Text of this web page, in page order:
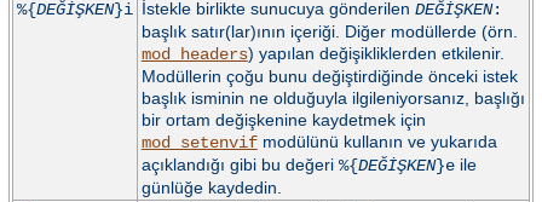
%{DEĞİŞKEN}i İstekle birlikte sunucuya gönderilen DEĞİŞKEN:
başlık satır(lar)ının içeriği. Diğer modüllerde (örn.
mod_headers) yapılan değişikliklerden etkilenir.
Modüllerin çoğu bunu değiştirdiğinde önceki istek
başlık isminin ne olduğuyla ilgileniyorsanız, başlığı
bir ortam değişkenine kaydetmek için
mod_setenvifmodülünü kullanın ve yukarıda
açıklandığı gibi bu değeri %{DEĞİŞKEN}eile
günlüğe kaydedin.